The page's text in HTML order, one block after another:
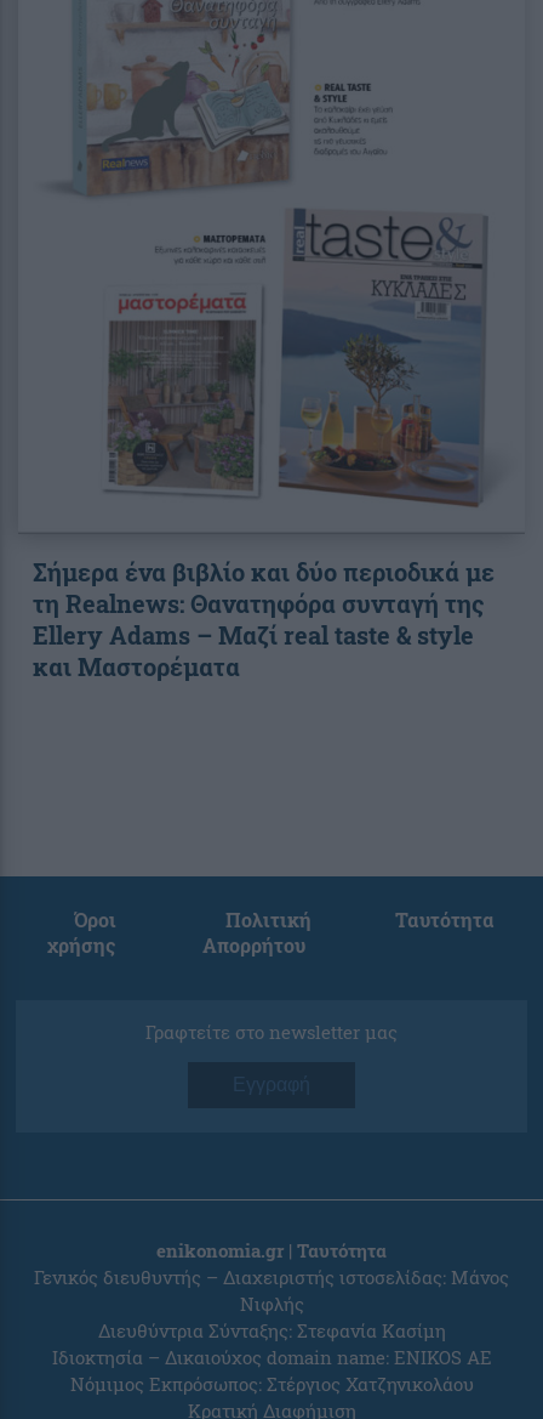
Σήμερα ένα βιβλίο και δύο περιοδικά με
τη Realnews: Θανατηφόρα συνταγή της
Ellery Adams – Μαζί real taste & style
και Μαστορέματα
Όροι
χρήσης
Πολιτική
Απορρήτου
Ταυτότητα
Γραφτείτε στο newsletter μας
Εγγραφή
enikonomia.gr | Ταυτότητα
Γενικός διευθυντής – Διαχειριστής ιστοσελίδας: Μάνος
Νιφλής
Διευθύντρια Σύνταξης: Στεφανία Κασίμη
Ιδιοκτησία – Δικαιούχος domain name: ENIKOS AE
Νόμιμος Εκπρόσωπος: Στέργιος Χατζηνικολάου
Κρατική Διαφήμιση